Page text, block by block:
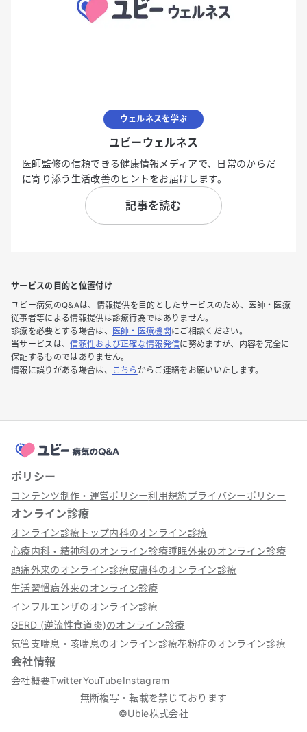
ウェルネスを学ぶ
ユビーウェルネス
医師監修の信頼できる健康情報メディアで、日常のからだ
に寄り添う生活改善のヒントをお届けします。
記事を読む
サービスの目的と位置付け
ユビー病気のQ&Aは、情報提供を目的としたサービスのため、医師・医療
従事者等による情報提供は診療行為ではありません。
診療を必要とする場合は、
医師・医療機関 にご相談ください。
当サービスは、信頼性および正確な情報発信に努めますが、内容を完全に
保証するものではありません。
情報に誤りがある場合は、
こちら からご連絡をお願いいたします。
ポリシー
コンテンツ制作・運営ポリシー利用規約プライバシーポリシー
オンライン診療
オンライン診療トップ内科のオンライン診療
心療内科・精神科のオンライン診療睡眠外来のオンライン診療
頭痛外来のオンライン診療皮膚科のオンライン診療
生活習慣病外来のオンライン診療
インフルエンザのオンライン診療
GERD (逆流性食道炎)のオンライン診療
気管支喘息・咳喘息のオンライン診療花粉症のオンライン診療
会社情報
会社概要TwitterYouTubeInstagram
無断複写・転載を禁じております
©Ubie株式会社